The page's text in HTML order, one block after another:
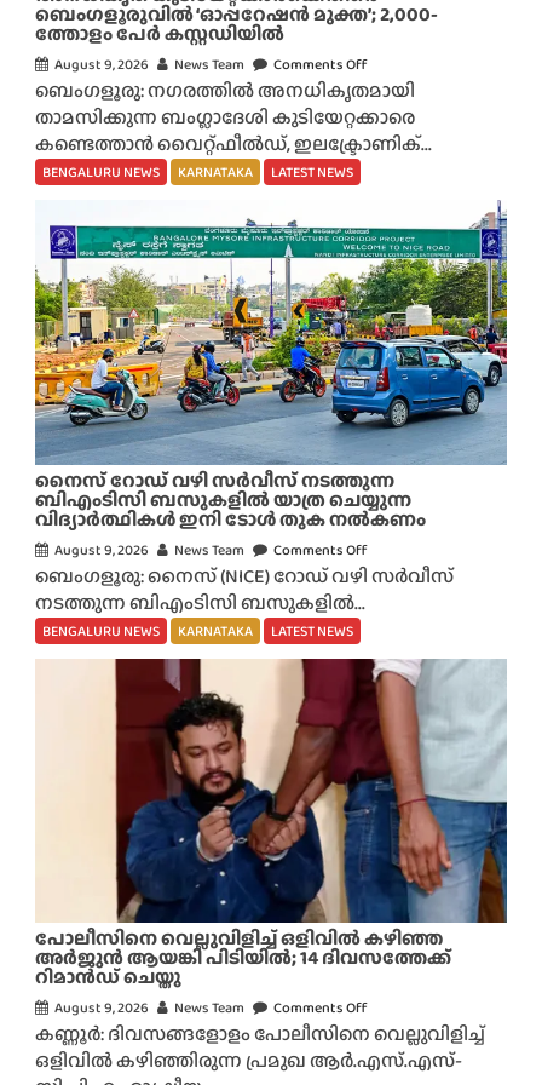
ബെംഗളൂരുവിൽ ‘ഓപ്പറേഷൻ മുക്ത’; 2,000-
ത്തോളം പേർ കസ്റ്റഡിയിൽ
August 9, 2026 News Team Comments Off
n
അ
ന
ത
കു
ടി
യേ
റ്റ
ക്കാ
ർ
ക്കെ
തി
രെ
ബെം
ഗ
രു
ഓ
പ്പ
റേ
ഷ
ൻ
മു
ക്ത
’
,
0
ത്തോ
ബെംഗളൂരു: നഗരത്തിൽ അനധികൃതമായി
താമസിക്കുന്ന ബംഗ്ലാദേശി കുടിയേറ്റക്കാരെ
കണ്ടെത്താൻ വൈറ്റ്ഫീൽഡ്, ഇലക്ട്രോണിക്...
BENGALURU NEWS KARNATAKA LATEST NEWS
നൈസ് റോഡ് വഴി സർവീസ് നടത്തുന്ന
ബിഎംടിസി ബസുകളിൽ യാത്ര ചെയ്യുന്ന
വിദ്യാർത്ഥികൾ ഇനി ടോൾ തുക നൽകണം
August 9, 2026 News Team Comments Off
n
റോ
ഡ്
വ
ഴി
ർ
വീ
സ്
ത്തു
ന്ന
ടി
സി
ബെംഗളൂരു: നൈസ് (NICE) റോഡ് വഴി സർവീസ്
നടത്തുന്ന ബിഎംടിസി ബസുകളിൽ...
BENGALURU NEWS KARNATAKA LATEST NEWS
പോലീസിനെ വെല്ലുവിളിച്ച് ഒളിവിൽ കഴിഞ്ഞ
അർജുൻ ആയങ്കി പിടിയിൽ; 14 ദിവസത്തേക്ക്
റിമാൻഡ് ചെയ്തു
August 9, 2026 News Team Comments Off
n
പോ
കണ്ണൂർ: ദിവസങ്ങളോളം പോലീസിനെ വെല്ലുവിളിച്ച്
ഒളിവിൽ കഴിഞ്ഞിരുന്ന പ്രമുഖ ആർ.എസ്.എസ്-